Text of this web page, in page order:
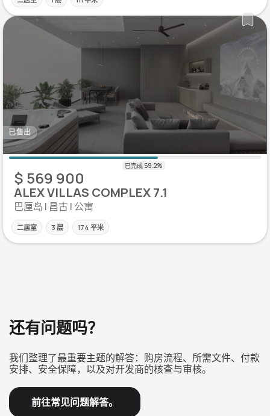
已售出
$ 569 900
ALEX VILLAS COMPLEX 7.1
巴厘岛 | 昌古 | 公寓
二居室 3 层 174 平米
还有问题吗？
我们整理了最重要主题的解答：购房流程、所需文件、付款
安排、安全保障，以及对开发商的核查与审核。
前往常见问题解答。